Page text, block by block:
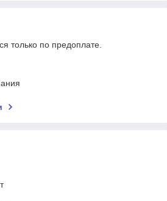
только по предоплате.